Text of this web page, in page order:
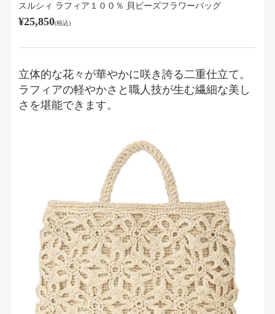
スルシィ ラフィア１００％ 貝ビーズフラワーバッグ
¥25,850(税込)
立体的な花々が華やかに咲き誇る二重仕立て。
ラフィアの軽やかさと職人技が生む繊細な美し
さを堪能できます。